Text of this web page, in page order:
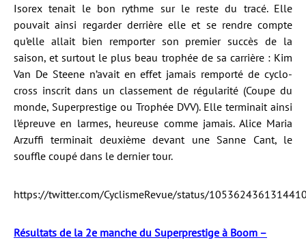
Isorex tenait le bon rythme sur le reste du tracé. Elle
pouvait ainsi regarder derrière elle et se rendre compte
qu’elle allait bien remporter son premier succès de la
saison, et surtout le plus beau trophée de sa carrière : Kim
Van De Steene n’avait en effet jamais remporté de cyclo-
cross inscrit dans un classement de régularité (Coupe du
monde, Superprestige ou Trophée DVV). Elle terminait ainsi
l’épreuve en larmes, heureuse comme jamais. Alice Maria
Arzuffi terminait deuxième devant une Sanne Cant, le
souffle coupé dans le dernier tour.
https://twitter.com/CyclismeRevue/status/
Résultats de la 2e manche du Superprestige à Boom –